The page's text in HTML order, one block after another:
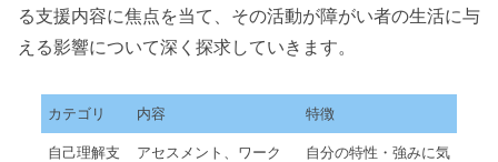
る支援内容に焦点を当て、その活動が障がい者の生活に与
える影響について深く探求していきます。
カテゴリ 内容 特徴
自己理解支
アセスメント、ワーク
自分の特性・強みに気